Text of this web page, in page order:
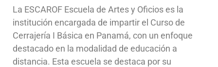
La ESCAROF Escuela de Artes y Oficios es la
institución encargada de impartir el Curso de
Cerrajería I Básica en Panamá, con un enfoque
destacado en la modalidad de educación a
distancia. Esta escuela se destaca por su